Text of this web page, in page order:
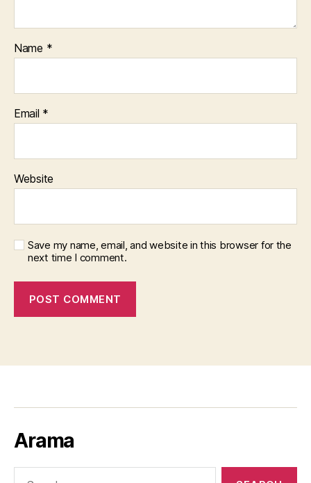
Name *
Email *
Website
Save my name, email, and website in this browser for the
next time I comment.
Arama